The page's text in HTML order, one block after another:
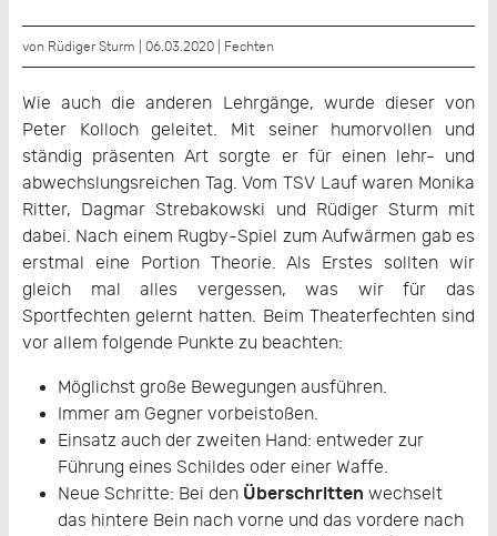
von Rüdiger Sturm | 06.03.2020 | Fechten
Wie auch die anderen Lehrgänge, wurde dieser von
Peter Kolloch geleitet. Mit seiner humorvollen und
ständig präsenten Art sorgte er für einen lehr- und
abwechslungsreichen Tag. Vom TSV Lauf waren Monika
Ritter, Dagmar Strebakowski und Rüdiger Sturm mit
dabei. Nach einem Rugby-Spiel zum Aufwärmen gab es
erstmal eine Portion Theorie. Als Erstes sollten wir
gleich mal alles vergessen, was wir für das
Sportfechten gelernt hatten. Beim Theaterfechten sind
vor allem folgende Punkte zu beachten:
Möglichst große Bewegungen ausführen.
Immer am Gegner vorbeistoßen.
Einsatz auch der zweiten Hand: entweder zur
Führung eines Schildes oder einer Waffe.
Neue Schritte: Bei den Überschritten wechselt
das hintere Bein nach vorne und das vordere nach